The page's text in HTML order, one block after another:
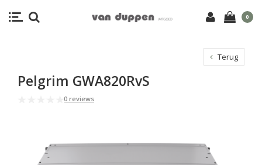
0
Terug
Pelgrim GWA820RvS
0 reviews